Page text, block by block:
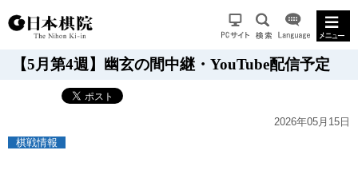
【5月第4週】幽玄の間中継・YouTube配信予定
2026年05月15日
棋戦情報